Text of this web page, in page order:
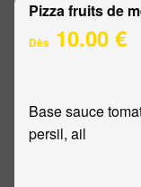
Pizza fruits de
Dès 10.00 €
Base sauce
persil, ail